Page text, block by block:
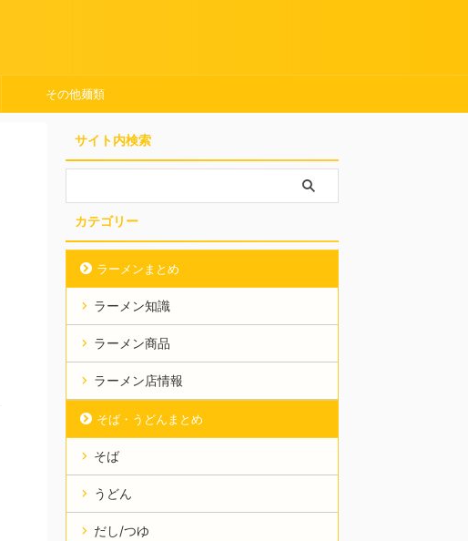
その他麺類
サイト内検索
カテゴリー
ラーメンまとめ
ラーメン知識
ラーメン商品
ラーメン店情報
そば・うどんまとめ
そば
うどん
だし/つゆ